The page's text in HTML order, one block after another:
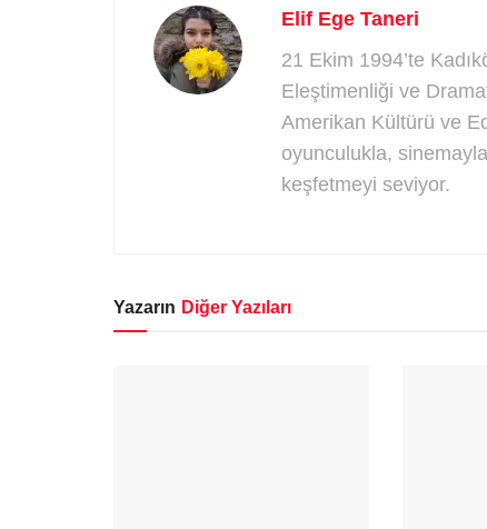
Elif Ege Taneri
21 Ekim 1994’te
Eleştimenliği ve
Amerikan Kültürü ve
oyunculukla,
keşfetmeyi seviyor.
Yazarın Diğer Yazıları